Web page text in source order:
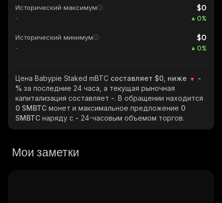
Исторический максимум $0
- 0%
Исторический минимум $0
- 0%
Цена Babypie Staked mBTC составляет $0, ниже
-
% за последние 24 часа, а текущая рыночная
капитализация составляет -. В обращении находится
0 SMBTC монет и максимальное предложение 0
SMBTC наряду с - 24-часовым объемом торгов.
Мои заметки